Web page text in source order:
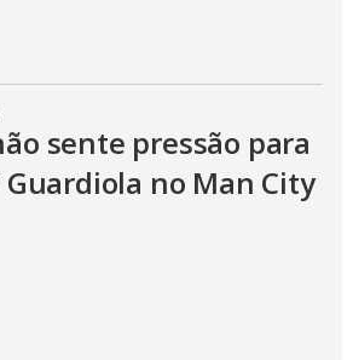
sente pressão para
no Man City